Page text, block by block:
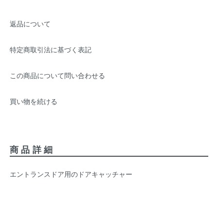
返品について
特定商取引法に基づく表記
この商品について問い合わせる
買い物を続ける
商品詳細
エントランスドア用のドアキャッチャー